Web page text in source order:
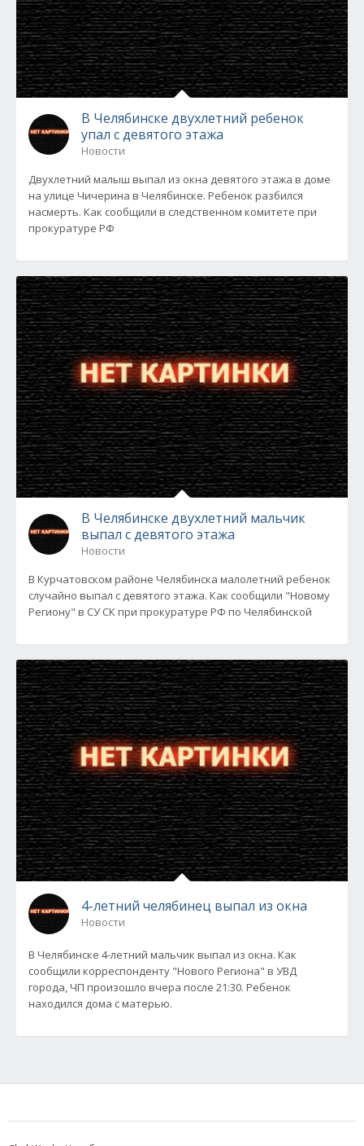
В Челябинске двухлетний ребенок
упал с девятого этажа
Новости
Двухлетний малыш выпал из окна девятого этажа в доме
на улице Чичерина в Челябинске. Ребенок разбился
насмерть. Как сообщили в следственном комитете при
прокуратуре РФ
В Челябинске двухлетний мальчик
выпал с девятого этажа
Новости
В Курчатовском районе Челябинска малолетний ребенок
случайно выпал с девятого этажа. Как сообщили "Новому
Региону" в СУ СК при прокуратуре РФ по Челябинской
4-летний челябинец выпал из окна
Новости
В Челябинске 4-летний мальчик выпал из окна. Как
сообщили корреспонденту "Нового Региона" в УВД
города, ЧП произошло вчера после 21:30. Ребенок
находился дома с матерью.